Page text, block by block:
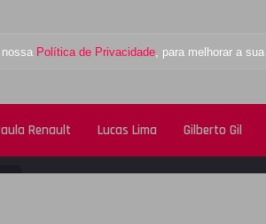
Política de Privacidade, para melhorar a
Renault Lucas Lima Gilberto Gil